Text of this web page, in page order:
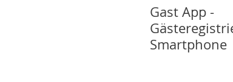
Gast App -
Smartphone